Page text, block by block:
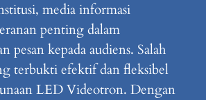
media informasi
penting dalam
pesan kepada audiens. Salah
terbukti efektif dan fleksibel
LED Videotron. Dengan